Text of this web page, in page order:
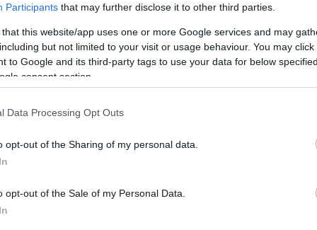
Participants that may further disclose it to other third parties.
that this website/app uses one or more Google services and may
but not limited to your visit or usage behaviour. You may
to Google and its third-party tags to use your data for below
consent section.
Data Processing Opt Outs
opt-out of the Sharing of my personal data.
opt-out of the Sale of my Personal Data.
del 100% fino a 650 euro al mese per 24 mesi,
lavoratrici svantaggiate a tempo indeterminato.
condizioni favorevoli per le assunzioni nel
disoccupate da almeno 6 mesi.